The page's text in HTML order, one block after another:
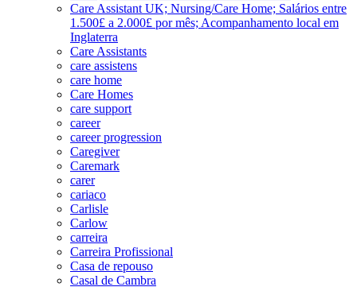
Care Assistant UK; Nursing/Care Home; Salários entre
1.500£ a 2.000£ por mês; Acompanhamento local em
Inglaterra
Care Assistants
care assistens
care home
Care Homes
care support
career
career progression
Caregiver
Caremark
carer
cariaco
Carlisle
Carlow
carreira
Carreira Profissional
Casa de repouso
Casal de Cambra